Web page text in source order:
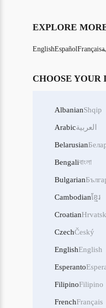
EXPLORE
EnglishEspañolFrançais
CHOOSE YOUR
AlbanianShqip
Arabicالعربية
Belarusian
Bengaliবাংলা
Bulgarian
Cambodianខ្មែរ
Croatian
CzechČeský
EnglishEnglish
Esperanto
FilipinoFilipino
FrenchFrançais